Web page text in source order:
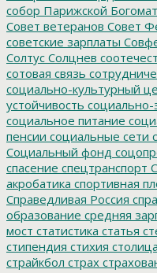
собор Парижской
Совет ветеранов Совет
советские зарплаты
Солтус Солцнев
сотовая связь
социально-культурный
устойчивость
социальное питание
пенсии социальные сети
Социальный фонд
спасение спецтранспорт
акробатика спортивная
Справедливая Россия
образование средняя
мост статистика статья
стипендия стихия столица
страйкбол страх